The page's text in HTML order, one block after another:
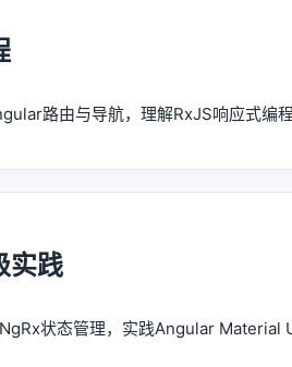
路由与导航，理解RxJS响应式编
实践
状态管理，实践Angular